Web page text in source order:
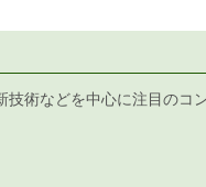
技術などを中心に注目のコ